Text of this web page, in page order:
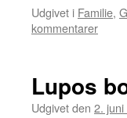
Udgivet i Familie,
kommentarer
Lupos
Udgivet den 2.